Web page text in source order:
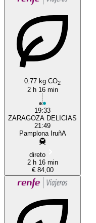
0.77 kg CO2
2 h 16 min
19:33
ZARAGOZA DELICIAS
21:49
Pamplona IruñA
direto
2 h 16 min
€ 84,00